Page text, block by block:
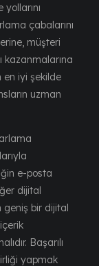
çabalarını
müşteri
kazanmalarına
en iyi şekilde
uzman
e-posta
dijital
geniş bir dijital
Başarılı
yapmak